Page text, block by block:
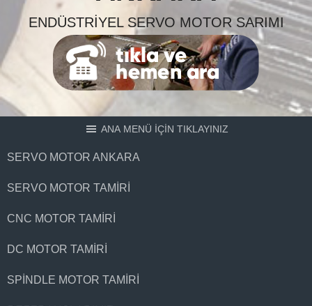
ENDÜSTRIYEL SERVO MOTOR SARIMI
ANA MENÜ İÇİN TIKLAYINIZ
SERVO MOTOR ANKARA
SERVO MOTOR TAMIRI
CNC MOTOR TAMIRI
DC MOTOR TAMIRI
SPINDLE MOTOR TAMIRI